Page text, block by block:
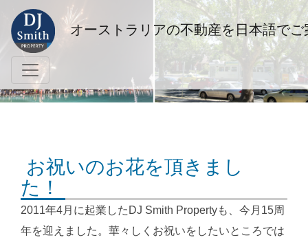
オーストラリアの不動産を日本語でご
お祝いのお花を頂きまし
た！
2011年4月に起業したDJ Smith Propertyも、今月15周
年を迎えました。華々しくお祝いをしたいところでは